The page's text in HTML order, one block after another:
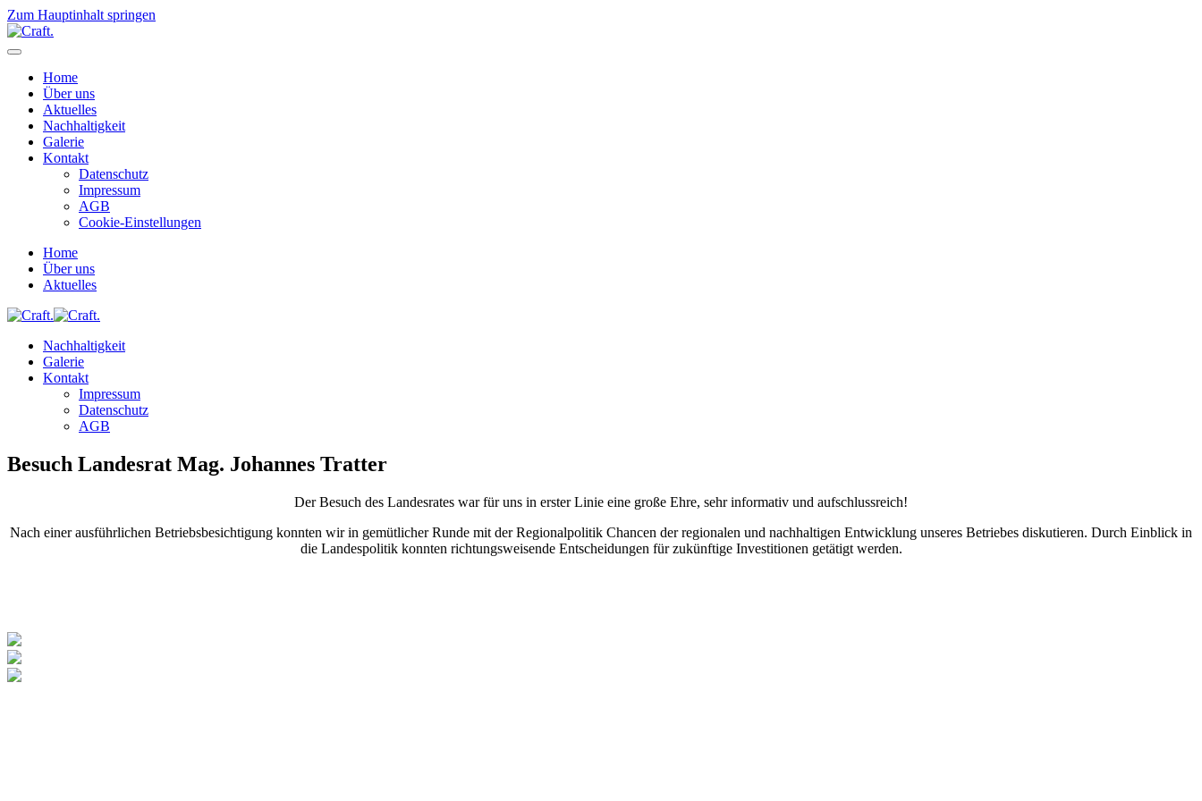
Zum Hauptinhalt springen
Home
Über uns
Aktuelles
Nachhaltigkeit
Galerie
Kontakt
Datenschutz
Impressum
AGB
Cookie-Einstellungen
Home
Über uns
Aktuelles
Nachhaltigkeit
Galerie
Kontakt
Impressum
Datenschutz
AGB
Besuch Landesrat Mag. Johannes Tratter
Der Besuch des Landesrates war für uns in erster Linie eine große Ehre, sehr informativ und aufschlussreich!
Nach einer ausführlichen Betriebsbesichtigung konnten wir in gemütlicher Runde mit der Regionalpolitik Chancen der regionalen und nachhaltigen Entwicklung unseres Betriebes diskutieren. Durch Einblick in
die Landespolitik konnten richtungsweisende Entscheidungen für zukünftige Investitionen getätigt werden.